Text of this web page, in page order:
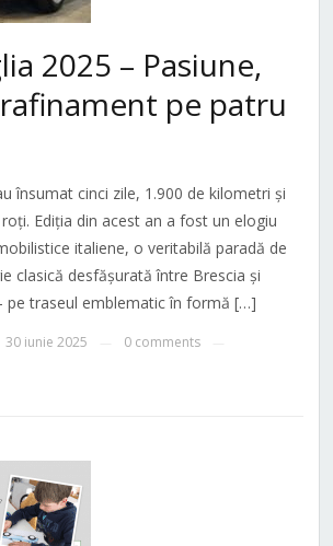
2025 – Pasiune,
pe patru
însumat cinci zile, 1.900 de kilometri și
Ediția din acest an a fost un elogiu
italiene, o veritabilă paradă de
clasică desfășurată între Brescia și
pe traseul emblematic în formă […]
30 iunie 2025 0 comments